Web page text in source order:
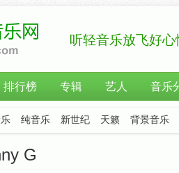
听轻音乐放飞好心
排行榜 专辑 艺人 音乐
纯音乐 新世纪 天籁 背景音乐
G